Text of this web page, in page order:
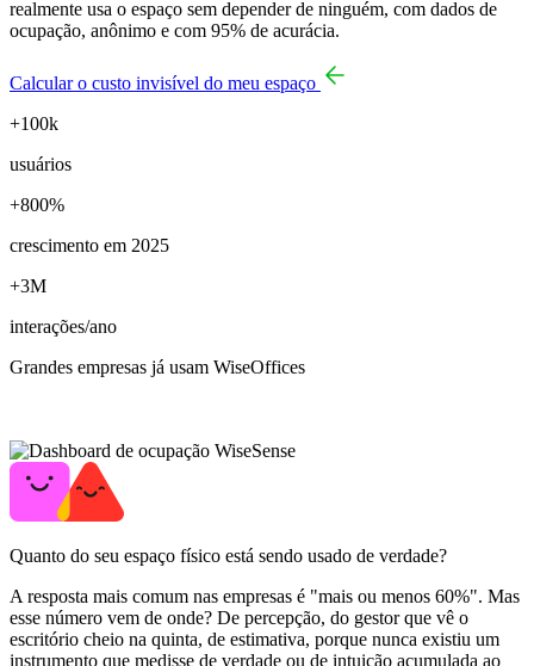
realmente usa o espaço sem depender de ninguém, com dados de
ocupação, anônimo e com 95% de acurácia.
Calcular o custo invisível do meu espaço
+100k
usuários
+800%
crescimento em 2025
+3M
interações/ano
Grandes empresas já usam WiseOffices
Quanto do seu espaço físico está sendo usado de verdade?
A resposta mais comum nas empresas é "mais ou menos 60%". Mas
esse número vem de onde? De percepção, do gestor que vê o
escritório cheio na quinta, de estimativa, porque nunca existiu um
instrumento que medisse de verdade ou de intuição acumulada ao